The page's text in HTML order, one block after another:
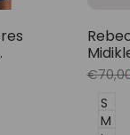
missing:
S
M